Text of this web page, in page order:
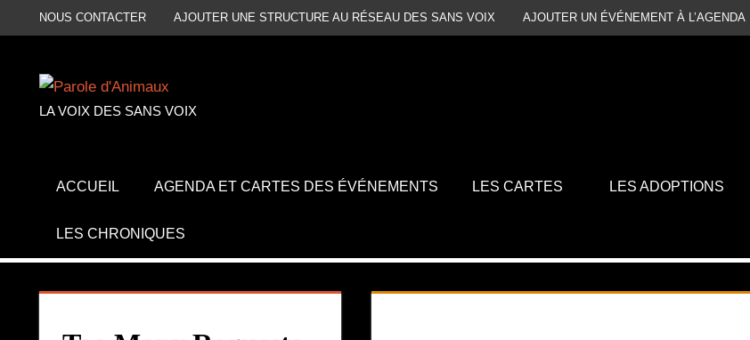
au
NOUS CONTACTER AJOUTER UNE STRUCTURE AU RÉSEAU DES SANS VOIX AJOUTER UN ÉVÉNEMENT À L’AGENDA
LA VOIX DES SANS VOIX
ACCUEIL AGENDA ET CARTES DES ÉVÉNEMENTS LES CARTES LES ADOPTIONS
LES CHRONIQUES